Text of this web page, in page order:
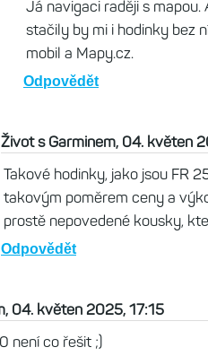
Tomáš , 04. květen 2025, 17:58
Já je mám rok a půl. Na moje
hruďák stačí bohatě. Dokonce
Odpovědět
Život s Garminem, 04.
Já navigaci raději s mapou.
stačily by mi i hodinky bez
Odpovědět